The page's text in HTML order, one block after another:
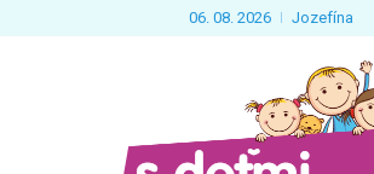
06. 08. 2026 Jozefína